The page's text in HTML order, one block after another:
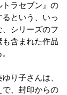
ラセブン』の
という、いっ
シリーズのフ
も含まれた作品
り子さんは、
、封印からの